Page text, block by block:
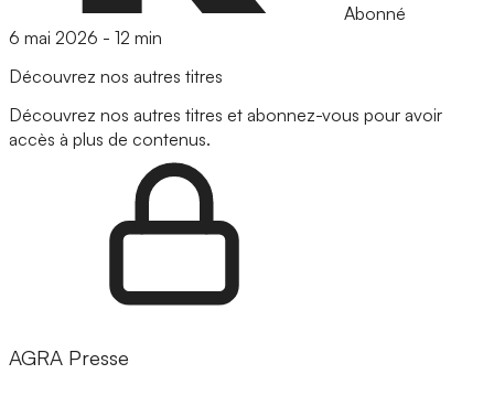
Abonné
6 mai 2026 - 12 min
Découvrez nos autres titres
Découvrez nos autres titres et abonnez-vous pour avoir
accès à plus de contenus.
AGRA Presse